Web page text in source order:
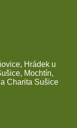
Hrádek u
Mochtín,
Charita Sušice